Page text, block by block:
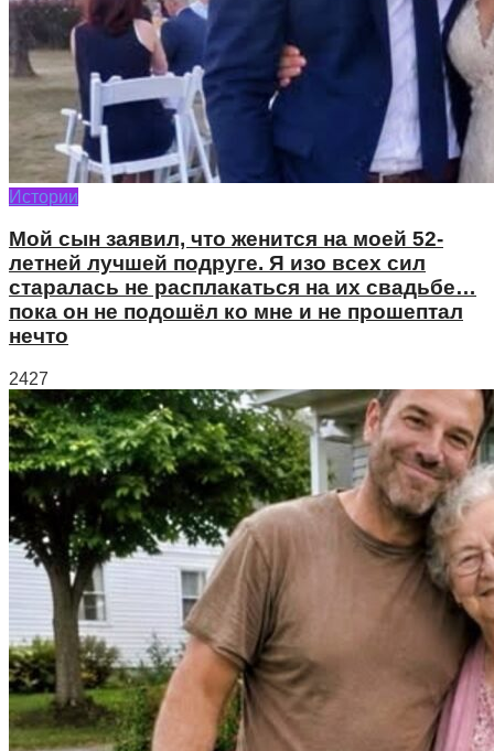
Истории
Мой сын заявил, что женится на моей 52-
летней лучшей подруге. Я изо всех сил
старалась не расплакаться на их свадьбе…
пока он не подошёл ко мне и не прошептал
нечто
2427